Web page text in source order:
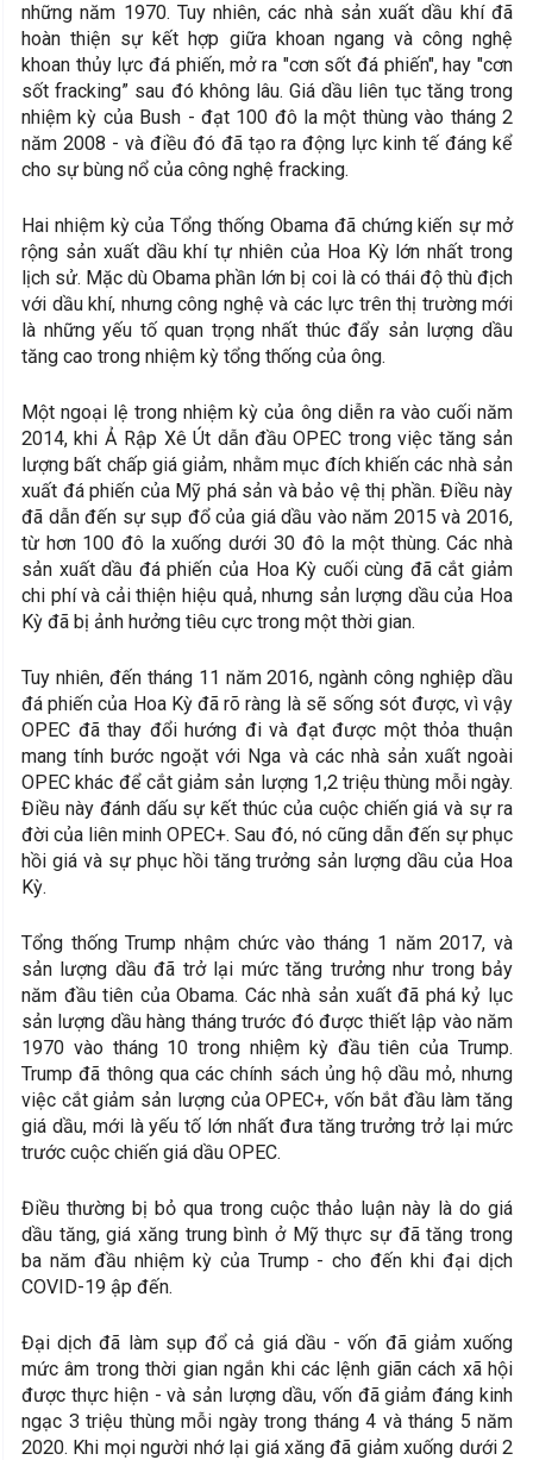
những năm 1970. Tuy nhiên, các nhà sản xuất dầu khí đã
hoàn thiện sự kết hợp giữa khoan ngang và công nghệ
khoan thủy lực đá phiến, mở ra "cơn sốt đá phiến", hay "cơn
sốt fracking” sau đó không lâu. Giá dầu liên tục tăng trong
nhiệm kỳ của Bush - đạt 100 đô la một thùng vào tháng 2
năm 2008 - và điều đó đã tạo ra động lực kinh tế đáng kể
cho sự bùng nổ của công nghệ fracking.
Hai nhiệm kỳ của Tổng thống Obama đã chứng kiến ​​sự mở
rộng sản xuất dầu khí tự nhiên của Hoa Kỳ lớn nhất trong
lịch sử. Mặc dù Obama phần lớn bị coi là có thái độ thù địch
với dầu khí, nhưng công nghệ và các lực trên thị trường mới
là những yếu tố quan trọng nhất thúc đẩy sản lượng dầu
tăng cao trong nhiệm kỳ tổng thống của ông.
Một ngoại lệ trong nhiệm kỳ của ông diễn ra vào cuối năm
2014, khi Ả Rập Xê Út dẫn đầu OPEC trong việc tăng sản
lượng bất chấp giá giảm, nhằm mục đích khiến các nhà sản
xuất đá phiến của Mỹ phá sản và bảo vệ thị phần. Điều này
đã dẫn đến sự sụp đổ của giá dầu vào năm 2015 và 2016,
từ hơn 100 đô la xuống dưới 30 đô la một thùng. Các nhà
sản xuất dầu đá phiến của Hoa Kỳ cuối cùng đã cắt giảm
chi phí và cải thiện hiệu quả, nhưng sản lượng dầu của Hoa
Kỳ đã bị ảnh hưởng tiêu cực trong một thời gian.
Tuy nhiên, đến tháng 11 năm 2016, ngành công nghiệp dầu
đá phiến của Hoa Kỳ đã rõ ràng là sẽ sống sót được, vì vậy
OPEC đã thay đổi hướng đi và đạt được một thỏa thuận
mang tính bước ngoặt với Nga và các nhà sản xuất ngoài
OPEC khác để cắt giảm sản lượng 1,2 triệu thùng mỗi ngày.
Điều này đánh dấu sự kết thúc của cuộc chiến giá và sự ra
đời của liên minh OPEC+. Sau đó, nó cũng dẫn đến sự phục
hồi giá và sự phục hồi tăng trưởng sản lượng dầu của Hoa
Kỳ.
Tổng thống Trump nhậm chức vào tháng 1 năm 2017, và
sản lượng dầu đã trở lại mức tăng trưởng như trong bảy
năm đầu tiên của Obama. Các nhà sản xuất đã phá kỷ lục
sản lượng dầu hàng tháng trước đó được thiết lập vào năm
1970 vào tháng 10 trong nhiệm kỳ đầu tiên của Trump.
Trump đã thông qua các chính sách ủng hộ dầu mỏ, nhưng
việc cắt giảm sản lượng của OPEC+, vốn bắt đầu làm tăng
giá dầu, mới là yếu tố lớn nhất đưa tăng trưởng trở lại mức
trước cuộc chiến giá dầu OPEC.
Điều thường bị bỏ qua trong cuộc thảo luận này là do giá
dầu tăng, giá xăng trung bình ở Mỹ thực sự đã tăng trong
ba năm đầu nhiệm kỳ của Trump - cho đến khi đại dịch
COVID-19 ập đến.
Đại dịch đã làm sụp đổ cả giá dầu - vốn đã giảm xuống
mức âm trong thời gian ngắn khi các lệnh giãn cách xã hội
được thực hiện - và sản lượng dầu, vốn đã giảm đáng kinh
ngạc 3 triệu thùng mỗi ngày trong tháng 4 và tháng 5 năm
2020. Khi mọi người nhớ lại giá xăng đã giảm xuống dưới 2